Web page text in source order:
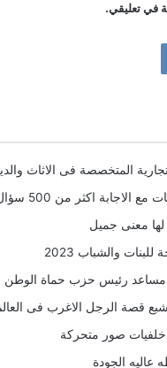
في تعليقي.
المتخصصة فى الاثاث
الاجابة اكثر من 500 سؤال
لها معنى جميل
والشباب 2023
مساعد رئيس حزب حماة
قصة الرجل الاغرب فى
صور متحركة
الجودة